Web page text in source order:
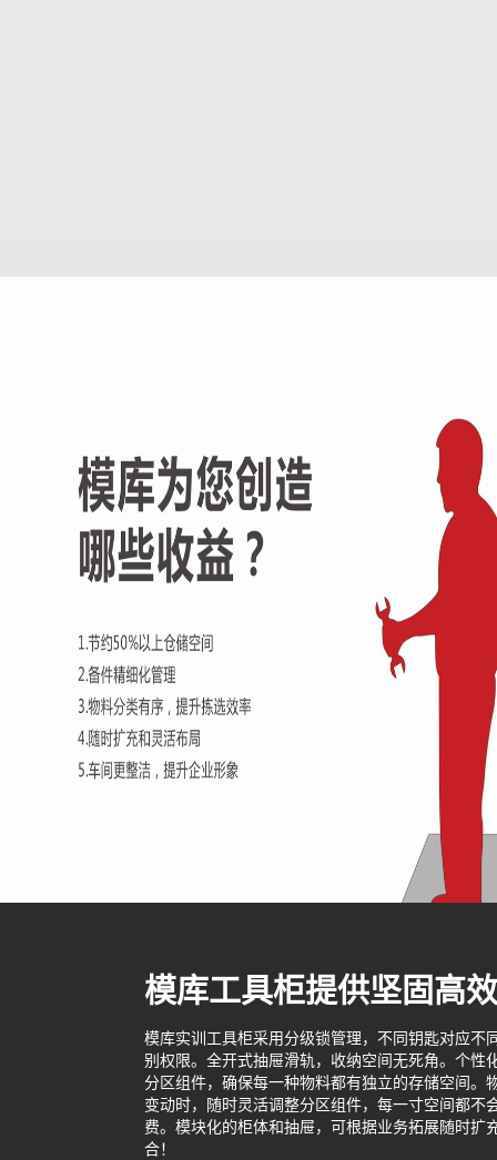
模库工具柜提供坚固高
模库实训工具柜采用分级锁管理，不同钥匙对应不
别权限。全开式抽屉滑轨，收纳空间无死角。个性
分区组件，确保每一种物料都有独立的存储空间。
变动时，随时灵活调整分区组件，每一寸空间都不
费。模块化的柜体和抽屉，可根据业务拓展随时扩
合！